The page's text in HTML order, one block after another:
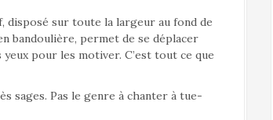
disposé sur toute la largeur au fond de
bandoulière, permet de se déplacer
pour les motiver. C’est tout ce que
sages. Pas le genre à chanter à tue-